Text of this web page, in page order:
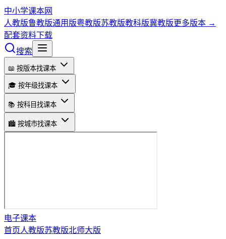
中小学课本网
人教版鲁教版通用版粤教版苏教版教科版冀教版更多版本 →
配套资料下载
搜索
📖 按版本找课本
🎓 按年级找课本
📚 按科目找课本
🏙️ 按城市找课本
电子课本
首页人教版苏教版北师大版